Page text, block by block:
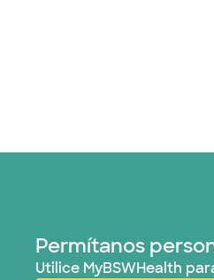
Permítanos
Utilice MyBSWHealth